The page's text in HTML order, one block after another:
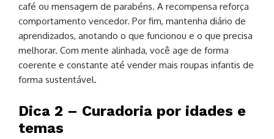
café ou mensagem de parabéns. A recompensa reforça
comportamento vencedor. Por fim, mantenha diário de
aprendizados, anotando o que funcionou e o que precisa
melhorar. Com mente alinhada, você age de forma
coerente e constante até vender mais roupas infantis de
forma sustentável.
Dica 2 – Curadoria por idades e
temas